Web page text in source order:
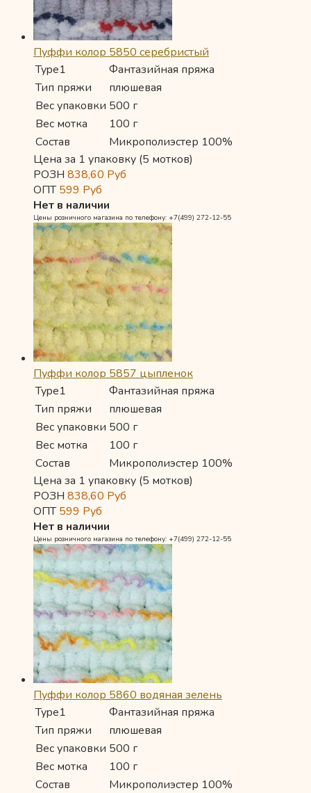
Пуффи колор 5850 серебристый
Type1
Фантазийная пряжа
Тип пряжи
плюшевая
Вес упаковки 500 г
Вес мотка
100 г
Состав
Микрополиэстер 100%
Цена за 1 упаковку (5 мотков)
РОЗН 838,60 Руб
ОПТ599 Руб
Нет в наличии
Цены розничного магазина по телефону: +7(499) 272-12-55
Пуффи колор 5857 цыпленок
Type1
Фантазийная пряжа
Тип пряжи
плюшевая
Вес упаковки 500 г
Вес мотка
100 г
Состав
Микрополиэстер 100%
Цена за 1 упаковку (5 мотков)
РОЗН 838,60 Руб
ОПТ599 Руб
Нет в наличии
Цены розничного магазина по телефону: +7(499) 272-12-55
Пуффи колор 5860 водяная зелень
Type1
Фантазийная пряжа
Тип пряжи
плюшевая
Вес упаковки 500 г
Вес мотка
100 г
Состав
Микрополиэстер 100%